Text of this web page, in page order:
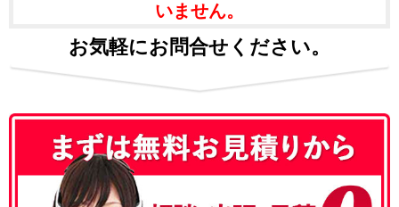
いません。
お気軽にお問合せください。